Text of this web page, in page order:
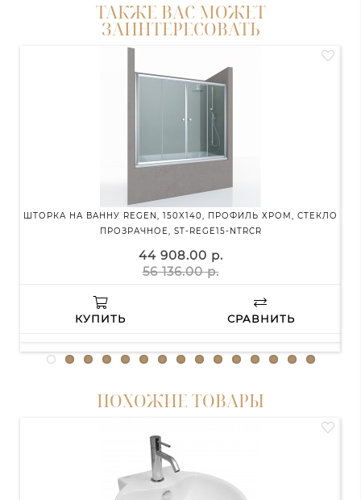
ТАКЖЕ ВАС МОЖЕТ
ЗАИНТЕРЕСОВАТЬ
ШТОРКА НА ВАННУ REGEN, 150X140, ПРОФИЛЬ ХРОМ, СТЕКЛО
ПРОЗРАЧНОЕ, ST-REGE15-NTRCR
44 908.00 р.
56 136.00 р.
КУПИТЬ СРАВНИТЬ
ПОХОЖИЕ ТОВАРЫ